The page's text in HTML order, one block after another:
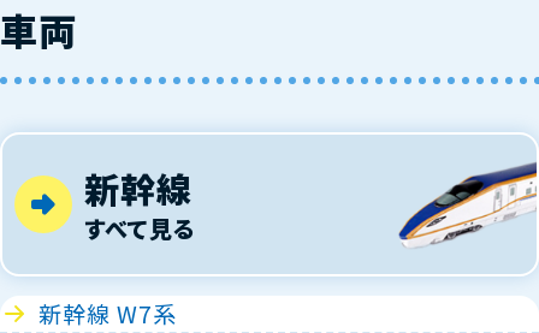
車両
新幹線
すべて見る
新幹線 W7系